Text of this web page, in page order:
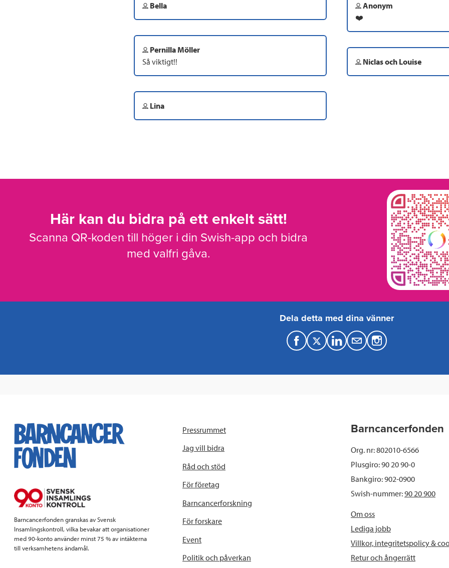
Bella
Pernilla Möller
Så viktigt!!
Lina
Anonym
❤️
Niclas och Louise
Här kan du bidra på ett enkelt sätt!
Scanna QR-koden till höger i din Swish-app och bidra
med valfri gåva.
Dela detta med dina vänner
F
T
L
M
Barncancerfonden granskas av Svensk
Insamlingskontroll, vilka bevakar att organisationer
med 90-konto använder minst 75 % av intäkterna
till verksamhetens ändamål.
Pressrummet
Jag vill bidra
Råd och stöd
För företag
Barncancerforskning
För forskare
Event
Politik och påverkan
Barncancerfonden
Org. nr: 802010-6566
Plusgiro: 90 20 90-0
Bankgiro: 902-0900
Swish-nummer:90 20 900
Om oss
Lediga jobb
Villkor, integritetspolicy &
Retur och ångerrätt